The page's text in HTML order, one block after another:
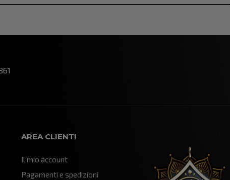
AREA CLIENTI
Il mio account
Pagamenti e spedizioni